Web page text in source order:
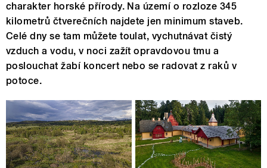
charakter horské přírody. Na území o rozloze 345
kilometrů čtverečních najdete jen minimum staveb.
Celé dny se tam můžete toulat, vychutnávat čistý
vzduch a vodu, v noci zažít opravdovou tmu a
poslouchat žabí koncert nebo se radovat z raků v
potoce.